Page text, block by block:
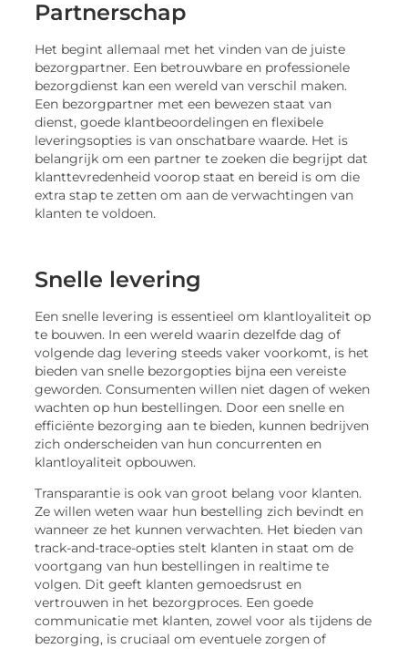
Partnerschap
Het begint allemaal met het vinden van de juiste
bezorgpartner. Een betrouwbare en professionele
bezorgdienst kan een wereld van verschil maken.
Een bezorgpartner met een bewezen staat van
dienst, goede klantbeoordelingen en flexibele
leveringsopties is van onschatbare waarde. Het is
belangrijk om een partner te zoeken die begrijpt dat
klanttevredenheid voorop staat en bereid is om die
extra stap te zetten om aan de verwachtingen van
klanten te voldoen.
Snelle levering
Een snelle levering is essentieel om klantloyaliteit op
te bouwen. In een wereld waarin dezelfde dag of
volgende dag levering steeds vaker voorkomt, is het
bieden van snelle bezorgopties bijna een vereiste
geworden. Consumenten willen niet dagen of weken
wachten op hun bestellingen. Door een snelle en
efficiënte bezorging aan te bieden, kunnen bedrijven
zich onderscheiden van hun concurrenten en
klantloyaliteit opbouwen.
Transparantie is ook van groot belang voor klanten.
Ze willen weten waar hun bestelling zich bevindt en
wanneer ze het kunnen verwachten. Het bieden van
track-and-trace-opties stelt klanten in staat om de
voortgang van hun bestellingen in realtime te
volgen. Dit geeft klanten gemoedsrust en
vertrouwen in het bezorgproces. Een goede
communicatie met klanten, zowel voor als tijdens de
bezorging, is cruciaal om eventuele zorgen of